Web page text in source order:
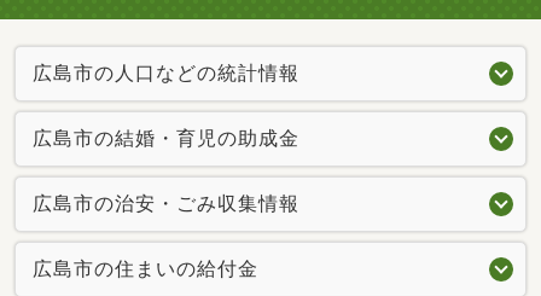
広島市の人口などの統計情報
広島市の結婚・育児の助成金
広島市の治安・ごみ収集情報
広島市の住まいの給付金